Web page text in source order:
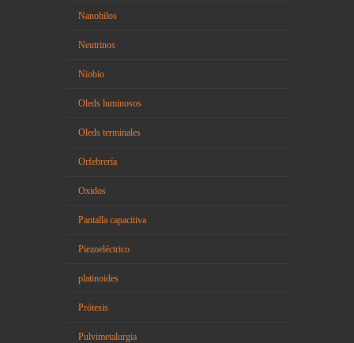
Nanohilos
Neutrinos
Niobio
Oleds luminosos
Oleds terminales
Orfebrería
Oxidos
Pantalla capacitiva
Piezoeléctrico
platinoides
Prótesis
Pulvimetalurgia